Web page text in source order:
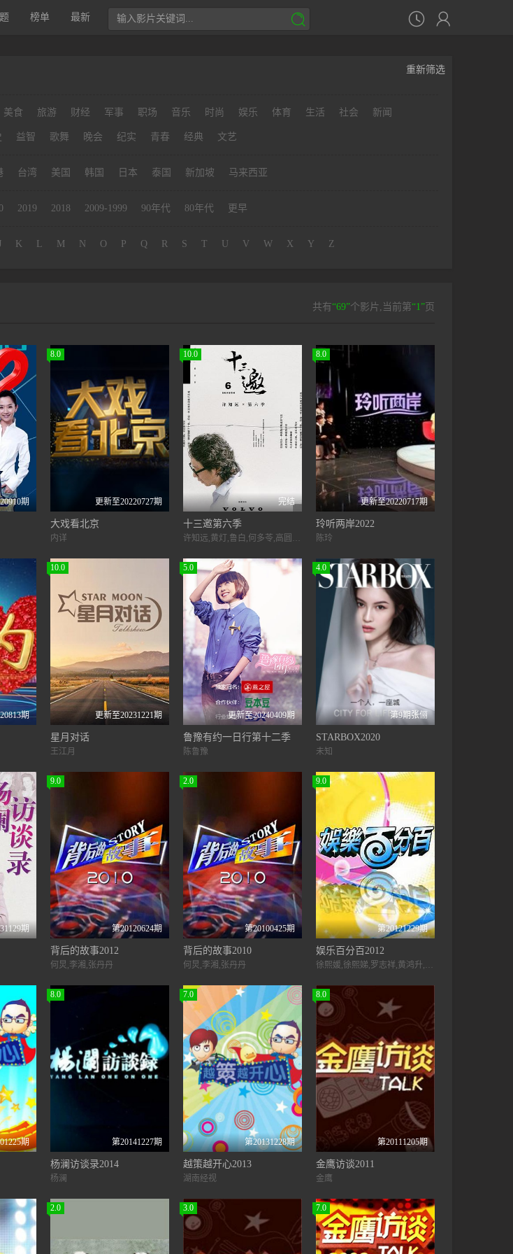
榜单 最新  

重新筛选
美食 旅游 财经 军事 职场 音乐 时尚 娱乐 体育 生活 社会 新闻
益智 歌舞 晚会 纪实 青春 经典 文艺
台湾 美国 韩国 日本 泰国 新加坡 马来西亚
2019 2018 2009-1999 90年代 80年代 更早
K L M N O P Q R S T U V W X Y Z
共有“69”个影片,当前第“1”页
期
8.0
更新至20220727期
大戏看北京
内详
10.0
完结
十三邀第六季
许知远,黄灯,鲁白,何多苓,高圆圆,杨扬,宁浩,葛兆光,吕燕,钟叔河,姜逸磊
8.0
更新至20220717期
玲听两岸2022
陈玲
期
10.0
更新至20231221期
星月对话
王江月
5.0
更新至20240409期
鲁豫有约一日行第十二季
陈鲁豫
4.0
第9期张俪
STARBOX2020
未知
期
9.0
第20120624期
背后的故事2012
何炅,李湘,张丹丹
2.0
第20100425期
背后的故事2010
何炅,李湘,张丹丹
9.0
第20121229期
娱乐百分百2012
徐熙媛,徐熙娣,罗志祥,黄鸿升,简恺乐,敖犬,廖威廉
期
8.0
第20141227期
杨澜访谈录2014
杨澜
7.0
第20131228期
越策越开心2013
湖南经视
8.0
第20111205期
金鹰访谈2011
金鹰
2.0 3.0 7.0